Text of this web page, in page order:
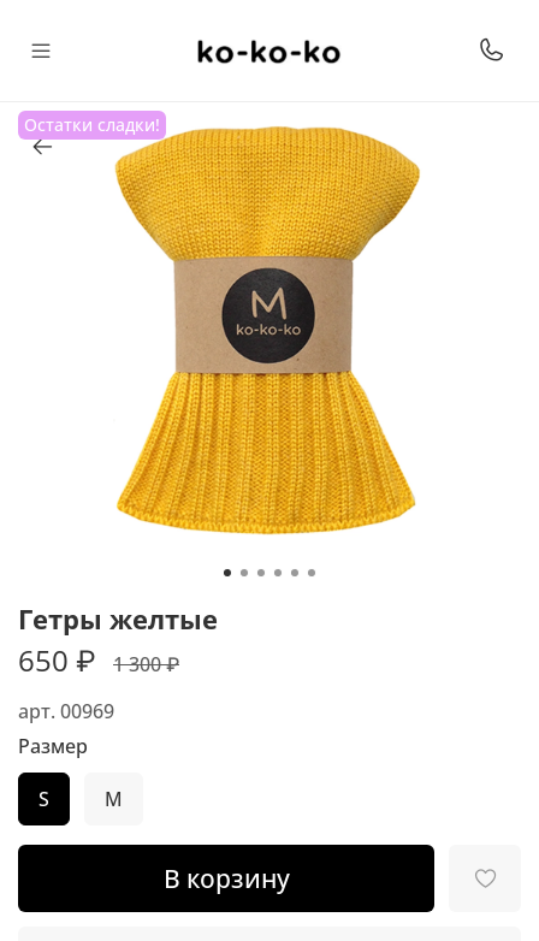
Остатки сладки!
арт. 00969
Гетры желтые
650 ₽ 1 300 ₽
В корзину
Размер
S
M